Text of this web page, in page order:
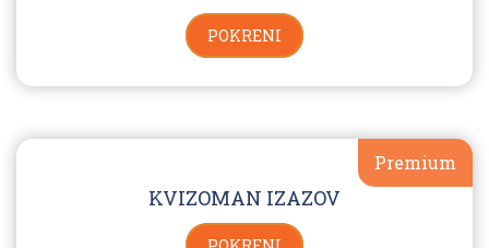
POKRENI
Premium
KVIZOMAN IZAZOV